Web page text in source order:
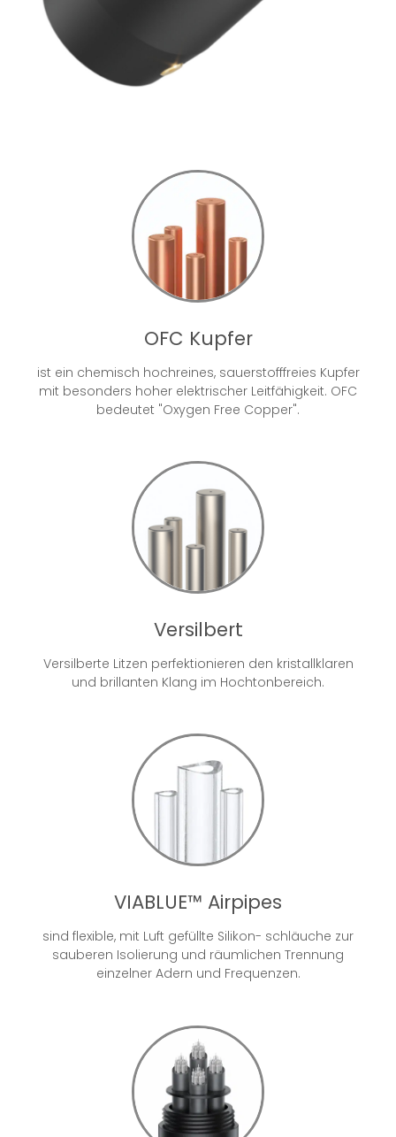
OFC Kupfer
ist ein chemisch hochreines, sauerstofffreies Kupfer
mit besonders hoher elektrischer Leitfähigkeit. OFC
bedeutet "Oxygen Free Copper".
Versilbert
Versilberte Litzen perfektionieren den kristallklaren
und brillanten Klang im Hochtonbereich.
VIABLUE™ Airpipes
sind flexible, mit Luft gefüllte Silikon- schläuche zur
sauberen Isolierung und räumlichen Trennung
einzelner Adern und Frequenzen.